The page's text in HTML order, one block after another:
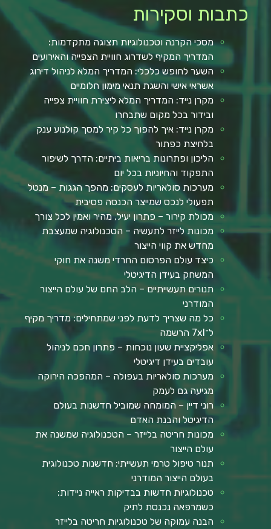
כתבות וסקירות
מסכי הקרנה וטכנולוגיות תצוגה מתקדמות:
המדריך המקיף לשדרוג חוויית הצפייה והאירועים
השער לחופש כלכלי: המדריך המלא לניהול דירוג
אשראי אישי והשגת תנאי מימון חלומיים
מקרן נייד: המדריך המלא ליצירת חוויית צפייה
ובידור בכל מקום שתבחרו
מקרן נייד: איך להפוך כל קיר למסך קולנוע ענק
בלחיצת כפתור
הליכון ופתרונות בריאות ביתיים: הדרך לשיפור
התפקוד והחיוניות בכל יום
מערכות סולאריות לעסקים: מהפך הגגות – מנטל
תפעולי לנכס שמייצר הכנסה פסיבית
מכולת קירור – פתרון יעיל, מהיר ואמין לכל צורך
מכונות לייזר לתעשיה – הטכנולוגיה שמעצבת
מחדש את קווי הייצור
כיצד עולם הפרסום החרדי משנה את חוקי
המשחק בעידן הדיגיטלי
תנורים תעשייתיים – הלב החם של עולם הייצור
המודרני
כל מה שצריך לדעת לפני שמתחילים: מדריך מקיף
ל־7xl הרשמה
אפליקציית שעון נוכחות – פתרון חכם לניהול
עובדים בעידן דיגיטלי
מערכות סולאריות בעפולה – המהפכה הירוקה
מגיעה גם לעמק
רוני דיין – המומחה שמוביל חדשנות בעולם
הדיגיטל והבנת האדם
מכונות חריטה בלייזר – הטכנולוגיה שמשנה את
עולם הייצור
תנור טיפול טרמי תעשייתי: חדשנות טכנולוגית
בעולם הייצור המודרני
טכנולוגיות חדשות בבדיקות ראייה ניידות:
כשמרפאה נכנסת לתיק
הבנה עמוקה של טכנולוגיות חריטה בלייזר